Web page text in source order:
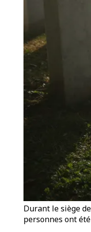
Durant le siège
personnes ont